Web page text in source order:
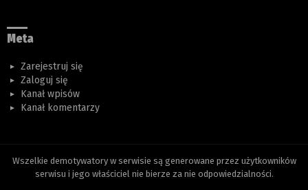
Meta
Zarejestruj się
Zaloguj się
Kanał wpisów
Kanał komentarzy
Wszelkie demotywatory w serwisie są generowane przez użytkowników
serwisu i jego właściciel nie bierze za nie odpowiedzialności.